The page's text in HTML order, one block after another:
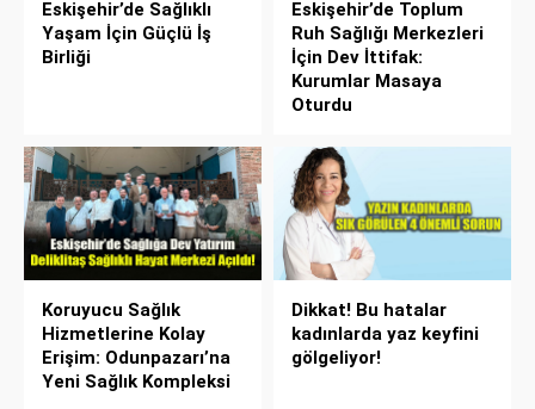
Eskişehir’de Sağlıklı
Yaşam İçin Güçlü İş
Birliği
Eskişehir’de Toplum
Ruh Sağlığı Merkezleri
İçin Dev İttifak:
Kurumlar Masaya
Oturdu
Koruyucu Sağlık
Hizmetlerine Kolay
Erişim: Odunpazarı’na
Yeni Sağlık Kompleksi
Dikkat! Bu hatalar
kadınlarda yaz keyfini
gölgeliyor!